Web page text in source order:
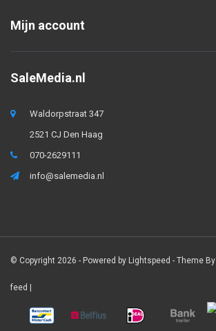
Mijn account
SaleMedia.nl
Waldorpstraat 347
2521 CJ Den Haag
070-2629111
info@salemedia.nl
© Copyright 2026 - Powered by Lightspeed - Theme By
feed